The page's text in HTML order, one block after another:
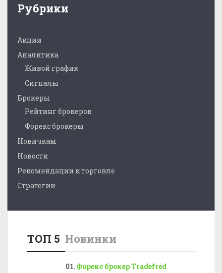
Рубрики
Акции
Аналитика
Живой график
Сигналы
Брокеры
Рейтинг брокеров
Форекс брокеры
Новичкам
Новости
Рекомендации к торговле
Стратегии
ТОП 5 Новинки
Форекс брокер Tradefred